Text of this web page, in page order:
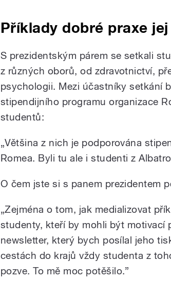
Příklady dobré praxe
S prezidentským párem se setkali
z různých oborů, od zdravotnictví,
psychologii. Mezi účastníky setkání
stipendijního programu organizace
studentů:
„Většina z nich je podporována
Romea. Byli tu ale i studenti z
O čem jste si s panem prezidentem
„Zejména o tom, jak medializovat
studenty, kteří by mohli být motivací
newsletter, který bych posílal jeho
cestách do krajů vždy studenta z
pozve. To mě moc potěšilo.”